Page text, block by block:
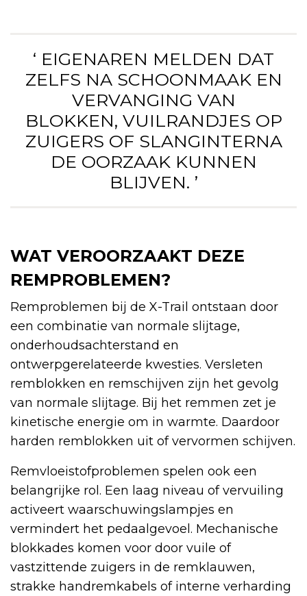
‘ EIGENAREN MELDEN DAT
ZELFS NA SCHOONMAAK EN
VERVANGING VAN
BLOKKEN, VUILRANDJES OP
ZUIGERS OF SLANGINTERNA
DE OORZAAK KUNNEN
BLIJVEN. ’
WAT VEROORZAAKT DEZE
REMPROBLEMEN?
Remproblemen bij de X-Trail ontstaan door
een combinatie van normale slijtage,
onderhoudsachterstand en
ontwerpgerelateerde kwesties. Versleten
remblokken en remschijven zijn het gevolg
van normale slijtage. Bij het remmen zet je
kinetische energie om in warmte. Daardoor
harden remblokken uit of vervormen schijven.
Remvloeistofproblemen spelen ook een
belangrijke rol. Een laag niveau of vervuiling
activeert waarschuwingslampjes en
vermindert het pedaalgevoel. Mechanische
blokkades komen voor door vuile of
vastzittende zuigers in de remklauwen,
strakke handremkabels of interne verharding